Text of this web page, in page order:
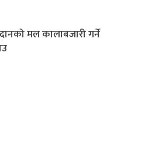
मल कालाबजारी गर्ने